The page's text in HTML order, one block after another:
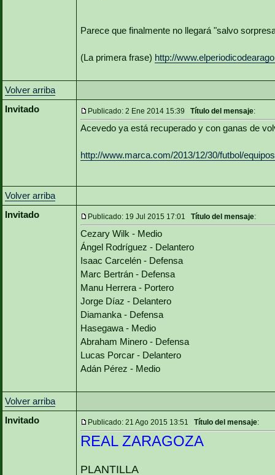
Parece que finalmente no llegará "salvo
(La primera frase) http://
Volver arriba
Invitado
Publicado: 2 Ene 2014 15:39 Título del mensaje:
Acevedo ya está recuperado y con ganas de
http://www.marca.com/2013/12/30/futbol/
Volver arriba
Invitado
Publicado: 19 Jul 2015 17:01 Título del mensaje:
Cezary Wilk - Medio
Ángel Rodríguez - Delantero
Isaac Carcelén - Defensa
Marc Bertrán - Defensa
Manu Herrera - Portero
Jorge Díaz - Delantero
Diamanka - Defensa
Hasegawa - Medio
Abraham Minero - Defensa
Lucas Porcar - Delantero
Adán Pérez - Medio
Volver arriba
Invitado
Publicado: 21 Ago 2015 13:51 Título del mensaje:
REAL ZARAGOZA
PLANTILLA